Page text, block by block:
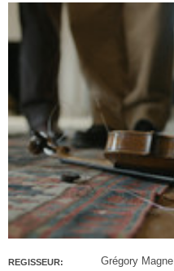
REGISSEUR: Grégory Magne